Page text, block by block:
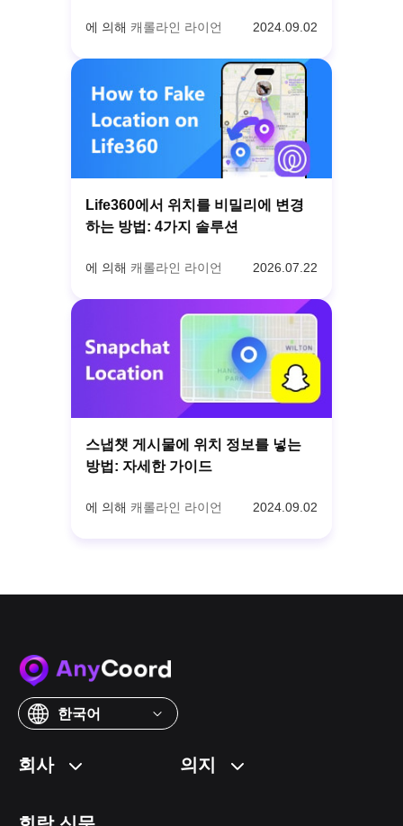
에 의해 캐롤라인 라이언 2024.09.02
Life360에서 위치를 비밀리에 변경
하는 방법: 4가지 솔루션
에 의해 캐롤라인 라이언 2026.07.22
스냅챗 게시물에 위치 정보를 넣는
방법: 자세한 가이드
에 의해 캐롤라인 라이언 2024.09.02
한국어
회사 의지